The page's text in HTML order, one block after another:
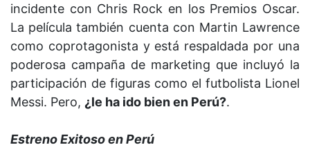
incidente con Chris Rock en los Premios Oscar.
La película también cuenta con Martin Lawrence
como coprotagonista y está respaldada por una
poderosa campaña de marketing que incluyó la
participación de figuras como el futbolista Lionel
Messi. Pero, ¿le ha ido bien en Perú?.
Estreno Exitoso en Perú